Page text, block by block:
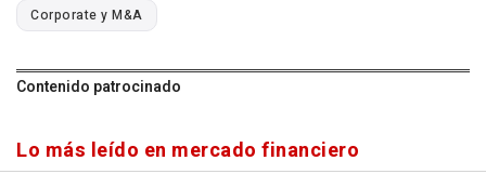
Corporate y M&A
Contenido patrocinado
Lo más leído en mercado financiero